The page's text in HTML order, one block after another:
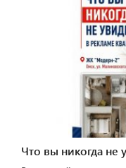
Что вы никогда не